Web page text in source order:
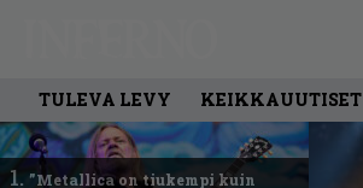
TULEVA LEVY KEIKKAUUTISET
1. ”Metallica on tiukempi kuin